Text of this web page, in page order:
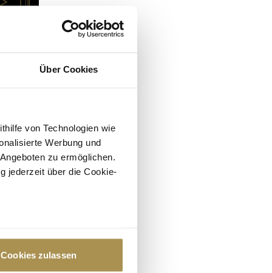
Über Cookies
von Technologien wie
Werbung und
zu ermöglichen.
jederzeit über die Cookie-
Präferenzen im
Cookies zulassen